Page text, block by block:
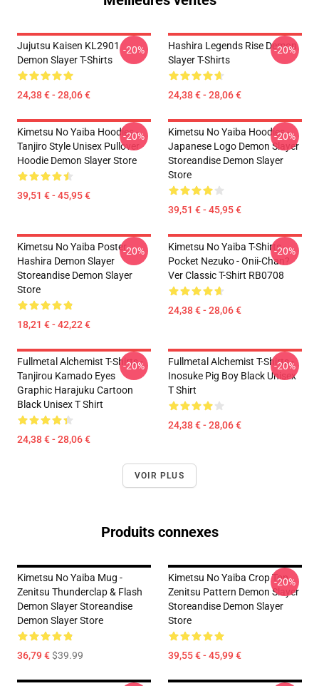
Jujutsu Kaisen KL2901
Demon Slayer T-Shirts
24,38 € - 28,06 €
-20%
Hashira Legends Rise Demon
Slayer T-Shirts
24,38 € - 28,06 €
-20%
Kimetsu No Yaiba Hoodies -
Tanjiro Style Unisex Pullover
Hoodie Demon Slayer Store
39,51 € - 45,95 €
-20%
Kimetsu No Yaiba Hoodies -
Japanese Logo Demon Slayer
Storeandise Demon Slayer
Store
39,51 € - 45,95 €
-20%
Kimetsu No Yaiba Poster
Hashira Demon Slayer
Storeandise Demon Slayer
Store
18,21 € - 42,22 €
-20%
Kimetsu No Yaiba T-Shirts -
Pocket Nezuko - Onii-Chan?
Ver Classic T-Shirt RB0708
24,38 € - 28,06 €
-20%
Fullmetal Alchemist T-Shirts -
Tanjirou Kamado Eyes
Graphic Harajuku Cartoon
Black Unisex T Shirt
24,38 € - 28,06 €
-20%
Fullmetal Alchemist T-Shirts -
Inosuke Pig Boy Black Unisex
T Shirt
24,38 € - 28,06 €
-20%
VOIR PLUS
Produits connexes
Kimetsu No Yaiba Mug -
Zenitsu Thunderclap & Flash
Demon Slayer Storeandise
Demon Slayer Store
36,79 €$39.99
Kimetsu No Yaiba Crop Top
Zenitsu Pattern Demon Slayer
Storeandise Demon Slayer
Store
39,55 € - 45,99 €
-20%